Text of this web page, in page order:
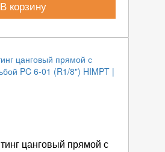
В корзину
цанговый прямой с